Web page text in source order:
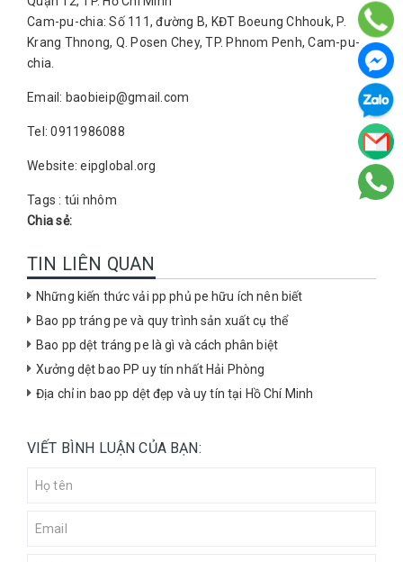
Cam-pu-chia: Số 111, đường B, KĐT Boeung Chhouk, P.
Krang Thnong, Q. Posen Chey, TP. Phnom Penh, Cam-pu-
chia.
Email: baobieip@gmail.com
Tel: 0911986088
Website: eipglobal.org
Tags : túi nhôm
Chia sẻ:
TIN LIÊN QUAN
Những kiến thức vải pp phủ pe hữu ích nên biết
Bao pp tráng pe và quy trình sản xuất cụ thể
Bao pp dệt tráng pe là gì và cách phân biệt
Xưởng dệt bao PP uy tín nhất Hải Phòng
Địa chỉ in bao pp dệt đẹp và uy tín tại Hồ Chí Minh
VIẾT BÌNH LUẬN CỦA BẠN: